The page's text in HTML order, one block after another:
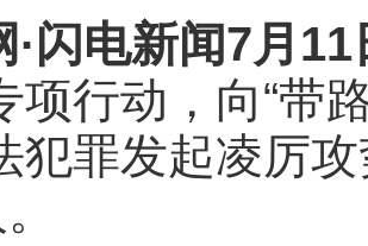
·闪电新闻7月11
项行动，向“带
犯罪发起凌厉